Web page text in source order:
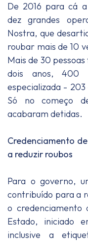
De 2016 para cá
dez grandes
Nostra, que
roubar mais de 10
Mais de 30
dois anos, 400
especializada - 203
Só no começo
acabaram detidas.
Credenciamento
a reduzir roubos
Para o governo,
contribuído para a
o credenciamento
Estado, iniciado
inclusive a